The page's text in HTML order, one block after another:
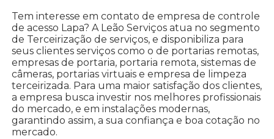
Tem interesse em contato de empresa de controle
de acesso Lapa? A Leão Serviços atua no segmento
de Terceirização de serviços, e disponibiliza para
seus clientes serviços como o de portarias remotas,
empresas de portaria, portaria remota, sistemas de
câmeras, portarias virtuais e empresa de limpeza
terceirizada. Para uma maior satisfação dos clientes,
a empresa busca investir nos melhores profissionais
do mercado, e em instalações modernas,
garantindo assim, a sua confiança e boa cotação no
mercado.